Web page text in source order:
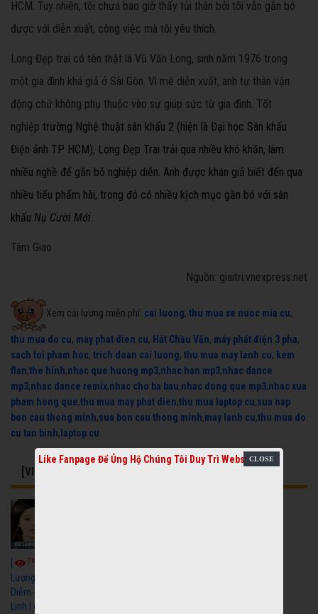
HCM. Tuy nhiên, tôi chưa bao giờ thấy tủi thân bởi tôi vẫn gắn bó
được với diễn xuất, công việc mà tôi yêu thích.
Long Đẹp trai có tên thật là Vũ Văn Long, sinh năm 1976 trong
một gia đình khá giả ở Sài Gòn. Vì mê diễn xuất, anh tự thân vận
động chứ không phụ thuộc vào sự giúp sức từ gia đình. Tốt
nghiệp trường Nghệ thuật sân khấu 2 (hiện là Đại học Sân khấu
Điện ảnh TP HCM), Long Đẹp Trai trải qua nhiều khó khăn, làm
nhiều nghề để gắn bó nghiệp diễn. Anh được khán giả biết đến qua
nhiều tiểu phẩm hài, trong đó có nhiều kịch mục gắn bó với sân
khấu Nụ Cười Mới.
Tâm Giao
Nguồn: giaitri.vnexpress.net
Xem cải lương miễn phí: cai luong, thu mua xe nuoc mia cu,
thu mua do cu, may phat dien cu, Hát Chầu Văn, máy phát điện 3 pha,
sach toi pham hoc, trich doan cai luong, thu mua may lanh cu, kem
flan,the hinh,nhac que huong mp3,nhac han mp3,nhac dance
mp3,nhac dance remix,nhac cho ba bau,nhac dong que mp3,nhac xua
pham hong que,thu mua may phat dien,thu mua laptop cu,sua nap
bon cau thong minh,sua bon cau thong minh,may lanh cu,thu mua do
cu tan binh, laptop cu
[VIDEO] CÓ THỂ BẠN QUAN TÂM
7667
Lương Xưa : Đời Cô
Diễm - Vũ Linh Tài
Linh | cải lương xã hội
Like Fanpage Để Ủng Hộ Chúng Tôi Duy Trì Website